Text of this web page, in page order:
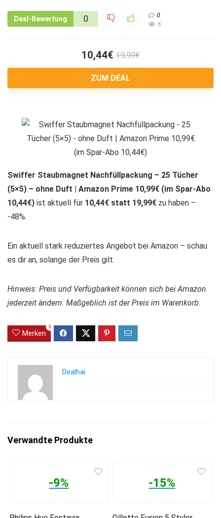
Deal-Bewertung 0
0
6
10,44€ 19,99€
ZUM DEAL
Swiffer Staubmagnet Nachfüllpackung – 25 Tücher
(5×5) – ohne Duft | Amazon Prime 10,99€ (im Spar-Abo
10,44€) ist aktuell für 10,44€ statt 19,99€ zu haben –
-48%.
Ein aktuell stark reduziertes Angebot bei Amazon – schau
es dir an, solange der Preis gilt.
Hinweis: Preis und Verfügbarkeit können sich bei Amazon
jederzeit ändern. Maßgeblich ist der Preis im Warenkorb.
Merken
0
Dealhai
Verwandte Produkte
-9% -15%